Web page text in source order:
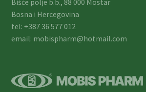
Bišće polje b.b., 88 000 Mostar
Bosna i Hercegovina
tel: +387 36 577 012
email: mobispharm@hotmail.com